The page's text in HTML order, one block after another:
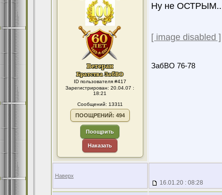
ID пользователя #417
Зарегистрирован: 20.04.07 :
18:21
Сообщений: 13311
ПООЩРЕНИЙ: 494
Поощрить
Наказать
Ну не
[ image disabled ]
ЗабВО 76-78
Наверх
16.01.20 : 08:28